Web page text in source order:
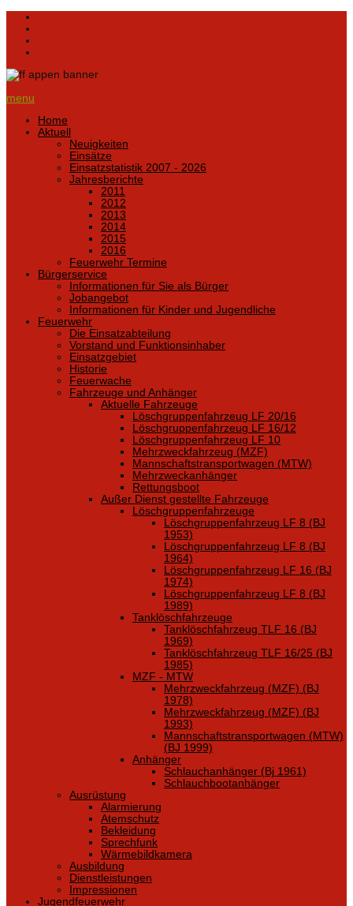
menu
Home
Aktuell
Neuigkeiten
Einsätze
Einsatzstatistik 2007 - 2026
Jahresberichte
2011
2012
2013
2014
2015
2016
Feuerwehr Termine
Bürgerservice
Informationen für Sie als Bürger
Jobangebot
Informationen für Kinder und Jugendliche
Feuerwehr
Die Einsatzabteilung
Vorstand und Funktionsinhaber
Einsatzgebiet
Historie
Feuerwache
Fahrzeuge und Anhänger
Aktuelle Fahrzeuge
Löschgruppenfahrzeug LF 20/16
Löschgruppenfahrzeug LF 16/12
Löschgruppenfahrzeug LF 10
Mehrzweckfahrzeug (MZF)
Mannschaftstransportwagen (MTW)
Mehrzweckanhänger
Rettungsboot
Außer Dienst gestellte Fahrzeuge
Löschgruppenfahrzeuge
Löschgruppenfahrzeug LF 8 (BJ
1953)
Löschgruppenfahrzeug LF 8 (BJ
1964)
Löschgruppenfahrzeug LF 16 (BJ
1974)
Löschgruppenfahrzeug LF 8 (BJ
1989)
Tanklöschfahrzeuge
Tanklöschfahrzeug TLF 16 (BJ
1969)
Tanklöschfahrzeug TLF 16/25 (BJ
1985)
MZF - MTW
Mehrzweckfahrzeug (MZF) (BJ
1978)
Mehrzweckfahrzeug (MZF) (BJ
1993)
Mannschaftstransportwagen (MTW)
(BJ 1999)
Anhänger
Schlauchanhänger (Bj 1961)
Schlauchbootanhänger
Ausrüstung
Alarmierung
Atemschutz
Bekleidung
Sprechfunk
Wärmebildkamera
Ausbildung
Dienstleistungen
Impressionen
Jugendfeuerwehr